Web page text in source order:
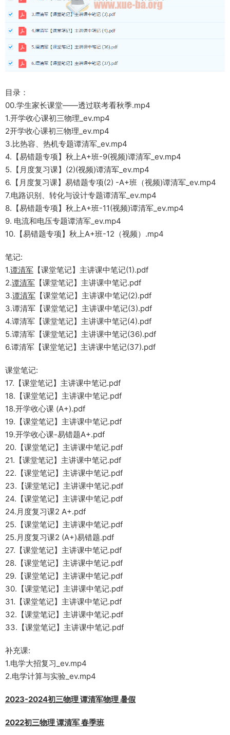
目录：
00.学生家长课堂——透过联考看秋季.mp4
1.开学收心课初三物理_ev.mp4
2开学收心课初三物理_ev.mp4
3.比热容、热机专题谭清军_ev.mp4
4.【易错题专项】秋上A+班-9(视频)谭清军_ev.mp4
5.【月度复习课】(2)(视频)谭清军_ev.mp4
6.【月度复习课】易错题专项(2) -A+班（视频)谭清军_ev.mp4
7.电路识别、转化与设计专题谭清军_ev.mp4
8.【易错题专项】秋上A+班-11(视频)谭清军_ev.mp4
9. 电流和电压专题谭清军_ev.mp4
10.【易错题专项】秋上A+班-12（视频）.mp4
笔记:
1.谭清军 【课堂笔记】主讲课中笔记(1).pdf
2.谭清军 【课堂笔记】主讲课中笔记.pdf
3.谭清军 【课堂笔记】主讲课中笔记(2).pdf
3.谭清军【课堂笔记】主讲课中笔记(3).pdf
4.谭清军【课堂笔记】主讲课中笔记(4).pdf
5.谭清军【课堂笔记】主讲课中笔记(36).pdf
6.谭清军【课堂笔记】主讲课中笔记(37).pdf
课堂笔记:
17.【课堂笔记】主讲课中笔记.pdf
18.【课堂笔记】主讲课中笔记.pdf
18.开学收心课 (A+).pdf
19.【课堂笔记】主讲课中笔记.pdf
19.开学收心课-易错题A+.pdf
20.【课堂笔记】主讲课中笔记.pdf
21.【课堂笔记】主讲课中笔记.pdf
22.【课堂笔记】主讲课中笔记.pdf
23.【课堂笔记】主讲课中笔记.pdf
24.【课堂笔记】主讲课中笔记.pdf
24.月度复习课2 A+.pdf
25.【课堂笔记】主讲课中笔记.pdf
25.月度复习课2 (A+)易错题.pdf
27.【课堂笔记】主讲课中笔记.pdf
28.【课堂笔记】主讲课中笔记.pdf
29.【课堂笔记】主讲课中笔记.pdf
30.【课堂笔记】主讲课中笔记.pdf
31.【课堂笔记】主讲课中笔记.pdf
32.【课堂笔记】主讲课中笔记.pdf
33.【课堂笔记】主讲课中笔记.pdf
补充课:
1.电学大招复习_ev.mp4
2.电学计算与实验_ev.mp4
2023-2024初三物理 谭清军物理 暑假
2022初三物理 谭清军 春季班